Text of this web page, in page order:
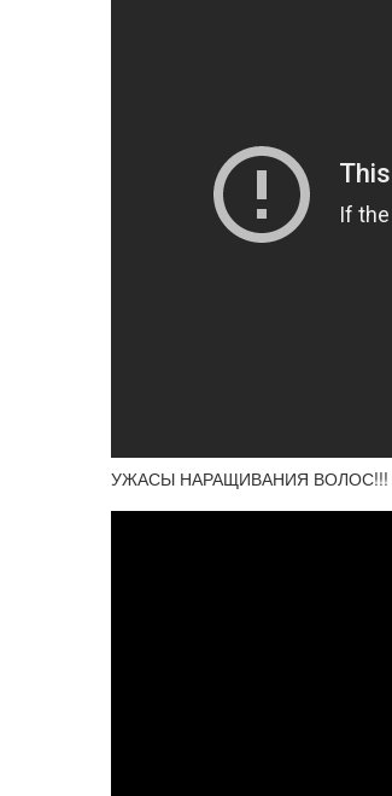
УЖАСЫ НАРАЩИВАНИЯ ВОЛОС!!!